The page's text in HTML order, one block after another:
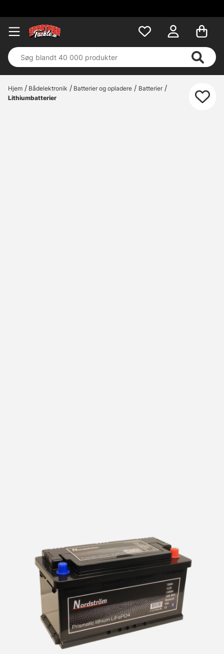
Hjem Bådelektronik Batterier og opladere
Batterier
Lithiumbatterier